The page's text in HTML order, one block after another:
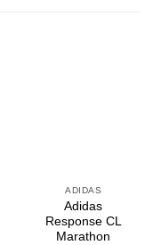
ADIDAS
Adidas
Response CL
Marathon